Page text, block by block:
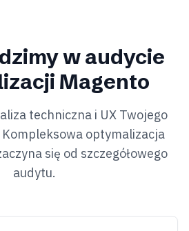
w audycie
Magento
techniczna i UX Twojego
optymalizacja
się od szczegółowego
audytu.